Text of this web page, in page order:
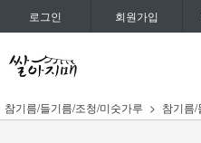
로그인 회원가입
참기름/들기름/조청/미숫가루 참기름/